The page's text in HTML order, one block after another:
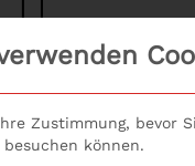
content
Zustimmung, bevor
können.